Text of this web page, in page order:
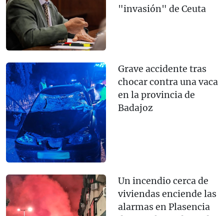
"invasión" de Ceuta
Grave accidente tras
chocar contra una vaca
en la provincia de
Badajoz
Un incendio cerca de
viviendas enciende las
alarmas en Plasencia